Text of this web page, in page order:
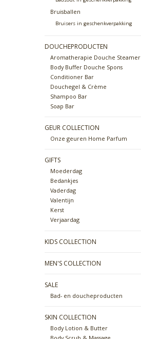
Bruisballen
Bruisers in geschenkverpakking
DOUCHEPRODUCTEN
Aromatherapie Douche Steamer
Body Buffer Douche Spons
Conditioner Bar
Douchegel & Crème
Shampoo Bar
Soap Bar
GEUR COLLECTION
Onze geuren Home Parfum
GIFTS
Moederdag
Bedankjes
Vaderdag
Valentijn
Kerst
Verjaardag
KIDS COLLECTION
MEN'S COLLECTION
SALE
Bad- en doucheproducten
SKIN COLLECTION
Body Lotion & Butter